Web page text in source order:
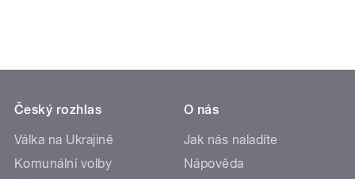
Český rozhlas
Válka na Ukrajině
Komunální volby
O nás
Jak nás naladíte
Nápověda